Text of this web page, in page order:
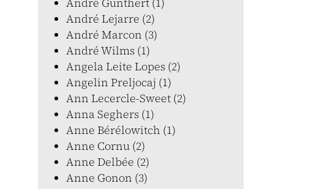
André Lejarre (2)
André Marcon (3)
André Wilms (1)
Angela Leite Lopes (2)
Angelin Preljocaj (1)
Ann Lecercle-Sweet (2)
Anna Seghers (1)
Anne Bérélowitch (1)
Anne Cornu (2)
Anne Delbée (2)
Anne Gonon (3)